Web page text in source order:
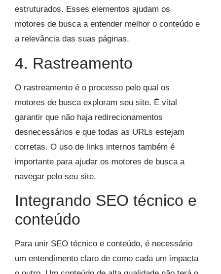
estruturados. Esses elementos ajudam os
motores de busca a entender melhor o conteúdo e
a relevância das suas páginas.
4. Rastreamento
O rastreamento é o processo pelo qual os
motores de busca exploram seu site. É vital
garantir que não haja redirecionamentos
desnecessários e que todas as URLs estejam
corretas. O uso de links internos também é
importante para ajudar os motores de busca a
navegar pelo seu site.
Integrando SEO técnico e
conteúdo
Para unir SEO técnico e conteúdo, é necessário
um entendimento claro de como cada um impacta